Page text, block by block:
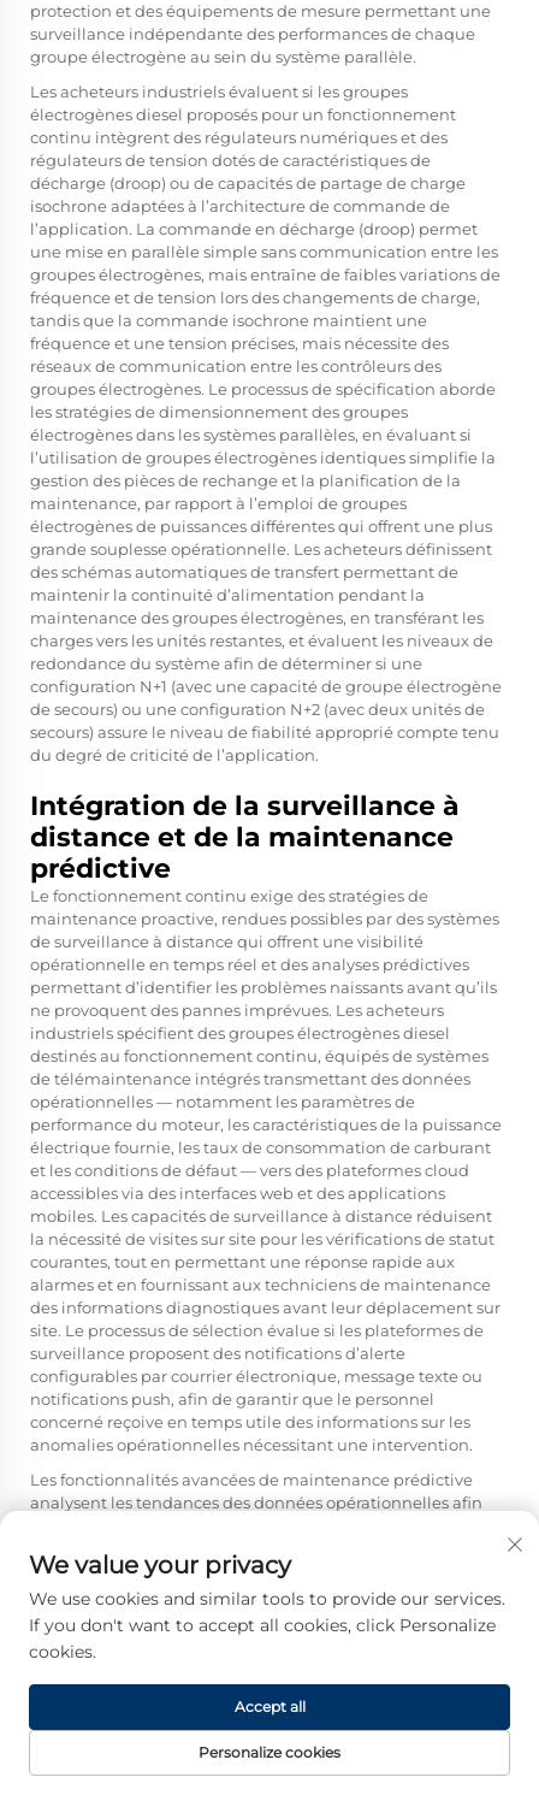
protection et des équipements de mesure permettant une
surveillance indépendante des performances de chaque
groupe électrogène au sein du système parallèle.
Les acheteurs industriels évaluent si les groupes
électrogènes diesel proposés pour un fonctionnement
continu intègrent des régulateurs numériques et des
régulateurs de tension dotés de caractéristiques de
décharge (droop) ou de capacités de partage de charge
isochrone adaptées à l’architecture de commande de
l’application. La commande en décharge (droop) permet
une mise en parallèle simple sans communication entre les
groupes électrogènes, mais entraîne de faibles variations de
fréquence et de tension lors des changements de charge,
tandis que la commande isochrone maintient une
fréquence et une tension précises, mais nécessite des
réseaux de communication entre les contrôleurs des
groupes électrogènes. Le processus de spécification aborde
les stratégies de dimensionnement des groupes
électrogènes dans les systèmes parallèles, en évaluant si
l’utilisation de groupes électrogènes identiques simplifie la
gestion des pièces de rechange et la planification de la
maintenance, par rapport à l’emploi de groupes
électrogènes de puissances différentes qui offrent une plus
grande souplesse opérationnelle. Les acheteurs définissent
des schémas automatiques de transfert permettant de
maintenir la continuité d’alimentation pendant la
maintenance des groupes électrogènes, en transférant les
charges vers les unités restantes, et évaluent les niveaux de
redondance du système afin de déterminer si une
configuration N+1 (avec une capacité de groupe électrogène
de secours) ou une configuration N+2 (avec deux unités de
secours) assure le niveau de fiabilité approprié compte tenu
du degré de criticité de l’application.
Intégration de la surveillance à
distance et de la maintenance
prédictive
Le fonctionnement continu exige des stratégies de
maintenance proactive, rendues possibles par des systèmes
de surveillance à distance qui offrent une visibilité
opérationnelle en temps réel et des analyses prédictives
permettant d’identifier les problèmes naissants avant qu’ils
ne provoquent des pannes imprévues. Les acheteurs
industriels spécifient des groupes électrogènes diesel
destinés au fonctionnement continu, équipés de systèmes
de télémaintenance intégrés transmettant des données
opérationnelles — notamment les paramètres de
performance du moteur, les caractéristiques de la puissance
électrique fournie, les taux de consommation de carburant
et les conditions de défaut — vers des plateformes cloud
accessibles via des interfaces web et des applications
mobiles. Les capacités de surveillance à distance réduisent
la nécessité de visites sur site pour les vérifications de statut
courantes, tout en permettant une réponse rapide aux
alarmes et en fournissant aux techniciens de maintenance
des informations diagnostiques avant leur déplacement sur
site. Le processus de sélection évalue si les plateformes de
surveillance proposent des notifications d’alerte
configurables par courrier électronique, message texte ou
notifications push, afin de garantir que le personnel
concerné reçoive en temps utile des informations sur les
anomalies opérationnelles nécessitant une intervention.
Les fonctionnalités avancées de maintenance prédictive
analysent les tendances des données opérationnelles afin
l’usure des roulements, la dégradation du système
d’alimentation en carburant ou des inefficacités du système
de refroidissement. Les acheteurs industriels évaluent si les
solutions proposées
génératrices diesel destinées à un
fonctionnement continu
surveillance des vibrations détectant les signatures
mécaniques anormales, une intégration de l’analyse d’huile
suivant les paramètres d’état du lubrifiant, et des capacités
d’imagerie thermique permettant d’identifier les problèmes
du système de refroidissement ou la dégradation des
We value your privacy
We use cookies and similar tools to provide our services.
If you don't want to accept all cookies, click Personalize
cookies.
Personalize cookies
Accept all